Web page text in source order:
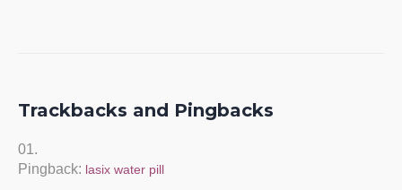
Trackbacks and Pingbacks
Pingback: lasix water pill